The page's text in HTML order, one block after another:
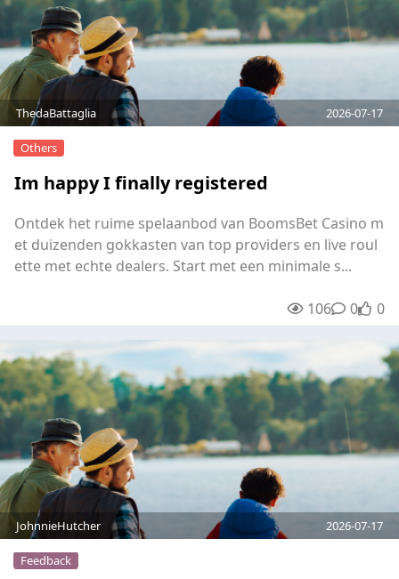
ThedaBattaglia 2026-07-17
Im happy I finally registered
Others
Ontdek het ruime spelaanbod van BoomsBet Casino m
et duizenden gokkasten van top providers en live roul
ette met echte dealers. Start met een minimale s...
106 00 0
JohnnieHutcher 2026-07-17
Feedback